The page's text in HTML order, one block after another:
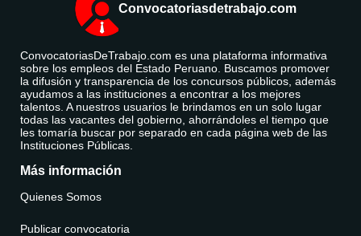
Convocatoriasdetrabajo.com
ConvocatoriasDeTrabajo.com es una plataforma informativa
sobre los empleos del Estado Peruano. Buscamos promover
la difusión y transparencia de los concursos públicos, además
ayudamos a las instituciones a encontrar a los mejores
talentos. A nuestros usuarios le brindamos en un solo lugar
todas las vacantes del gobierno, ahorrándoles el tiempo que
les tomaría buscar por separado en cada página web de las
Instituciones Públicas.
Más información
Quienes Somos
Publicar convocatoria